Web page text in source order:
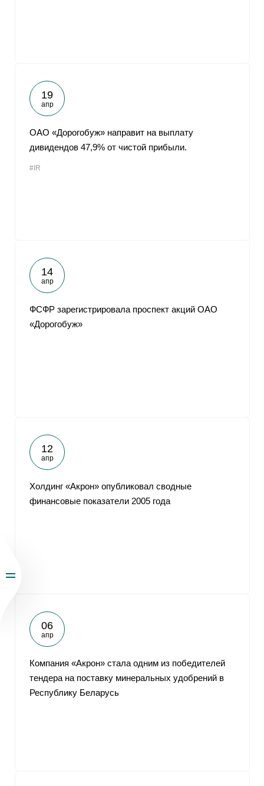
19
апр
ОАО «Дорогобуж» направит на выплату
дивидендов 47,9% от чистой прибыли.
#IR
14
апр
ФСФР зарегистрировала проспект акций ОАО
«Дорогобуж»
12
апр
Холдинг «Акрон» опубликовал сводные
финансовые показатели 2005 года
06
апр
Компания «Акрон» стала одним из победителей
тендера на поставку минеральных удобрений в
Республику Беларусь